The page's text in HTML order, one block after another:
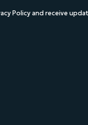
Policy and receive